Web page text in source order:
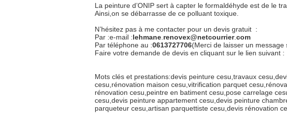
La peinture d’ONIP sert à capter le formaldéhyde est de le
Ainsi,on se débarrasse de ce polluant toxique.
N’hésitez pas à me contacter pour un devis gratuit :
Par :e-mail :lehmane renovex@netcourrier.com
Par téléphone au :0613727706(Merci de laisser un message
Faire votre demande de devis en cliquant sur le lien suivant :
Mots clés et prestations:devis peinture cesu,travaux
cesu,rénovation maison cesu,vitrification parquet
rénovation cesu,peintre en batiment cesu,pose carrelage
cesu,devis peinture appartement cesu,devis peinture
parqueteur cesu,artisan parquettiste cesu,devis rénovation